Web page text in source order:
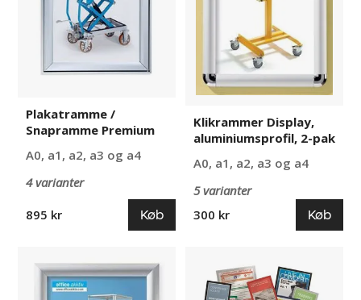
Plakatramme /
Snapramme Premium
A0, a1, a2, a3 og a4
4 varianter
895 kr Køb
Klikrammer Display,
aluminiumsprofil, 2-pak
A0, a1, a2, a3 og a4
5 varianter
300 kr
Køb
Design,
aluminiumsprofil,
magnetramme
DURAFRAME®